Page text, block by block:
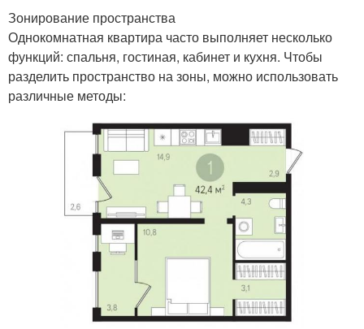
Зонирование пространства
Однокомнатная квартира часто выполняет несколько
функций: спальня, гостиная, кабинет и кухня. Чтобы
разделить пространство на зоны, можно использовать
различные методы: